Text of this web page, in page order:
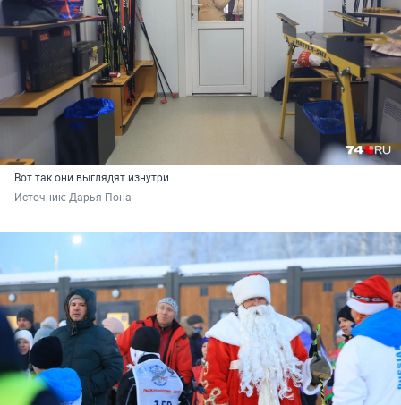
Вот так они выглядят изнутри
Источник: Дарья Пона